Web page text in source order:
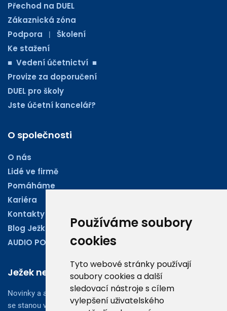
Používáme soubory
cookies
Tyto webové stránky používají
soubory cookies a další
sledovací nástroje s cílem
vylepšení uživatelského
Přechod na DUEL
Zákaznická zóna
Podpora
| Školení
Ke stažení
■ Vedení účetnictví ■
Provize za doporučení
DUEL pro školy
Jste účetní kancelář?
O společnosti
O nás
Lidé ve firmě
Pomáháme
Kariéra
Kontakty
Blog Ježkoviny
AUDIO PODCASTY
Ježek newsletter
Novinky a aktuality z oboru účetnictví, obchodu či legislativy
se stanou vaším dobrým rádcem.